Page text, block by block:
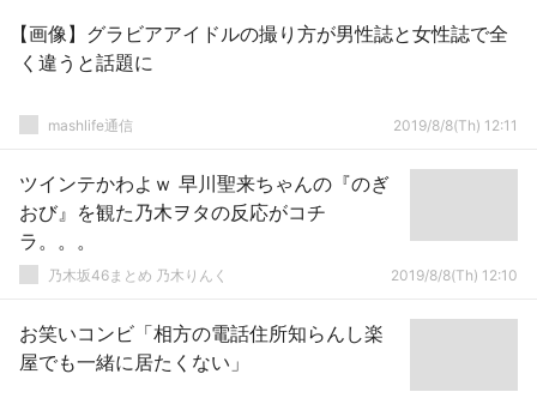
【画像】グラビアアイドルの撮り方が男性誌と女性誌で全
く違うと話題に
mashlife通信 2019/8/8(Th) 12:11
ツインテかわよｗ 早川聖来ちゃんの『のぎ
おび』を観た乃木ヲタの反応がコチ
ラ。。。
乃木坂46まとめ 乃木りんく 2019/8/8(Th) 12:10
お笑いコンビ「相方の電話住所知らんし楽
屋でも一緒に居たくない」